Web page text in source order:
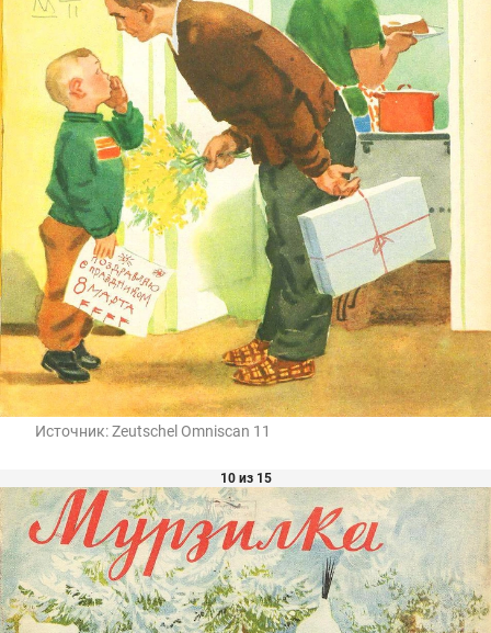
Источник:Zeutschel Omniscan 11
10 из 15